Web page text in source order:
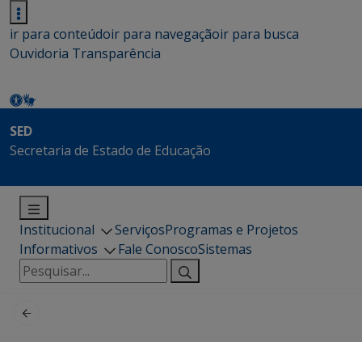
ir para conteúdoir para navegaçãoir para busca
Ouvidoria Transparência
SED
Secretaria de Estado de Educação
Institucional ServiçosProgramas e Projetos
Informativos
Fale ConoscoSistemas
Pesquisar
por: